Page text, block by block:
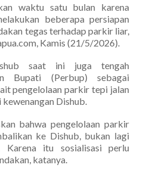
waktu satu bulan karena
beberapa persiapan
tegas terhadap parkir liar,
Kamis (21/5/2026).
saat ini juga tengah
Bupati (Perbup) sebagai
pengelolaan parkir tepi jalan
Dishub.
bahwa pengelolaan parkir
ke Dishub, bukan lagi
Karena itu sosialisasi perlu
katanya.